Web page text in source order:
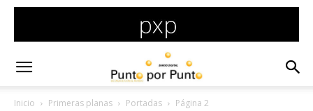
Inicio Primeras planas Portadas Página 2